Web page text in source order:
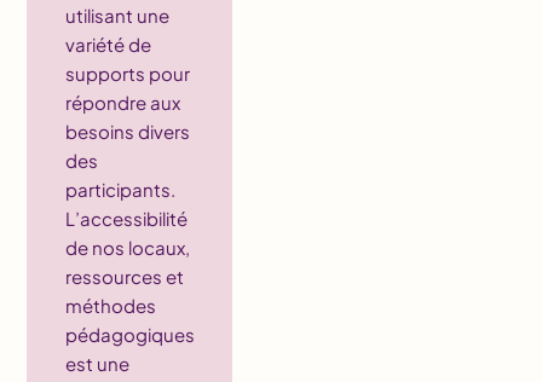
utilisant une
variété de
supports pour
répondre aux
besoins divers
des
participants.
L’accessibilité
de nos locaux,
ressources et
méthodes
pédagogiques
est une